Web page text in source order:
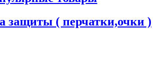
защиты ( перчатки,очки )